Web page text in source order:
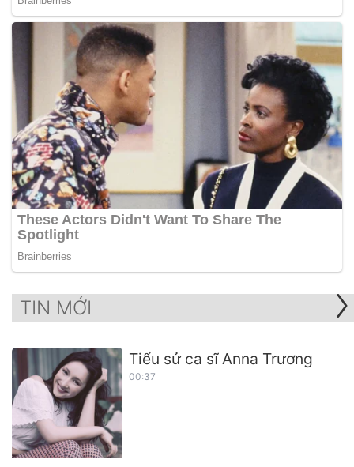
TIN MỚI
Tiểu sử ca sĩ Anna Trương
00:37